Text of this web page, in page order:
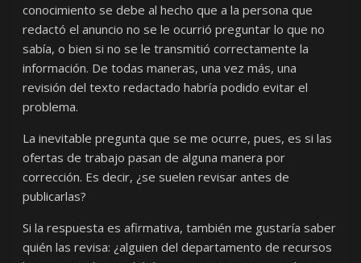
conocimiento se debe al hecho que a la persona que
redactó el anuncio no se le ocurrió preguntar lo que no
sabía, o bien si no se le transmitió correctamente la
información. De todas maneras, una vez más, una
revisión del texto redactado habría podido evitar el
problema.
La inevitable pregunta que se me ocurre, pues, es si las
ofertas de trabajo pasan de alguna manera por
corrección. Es decir, ¿se suelen revisar antes de
publicarlas?
Si la respuesta es afirmativa, también me gustaría saber
quién las revisa: ¿alguien del departamento de recursos